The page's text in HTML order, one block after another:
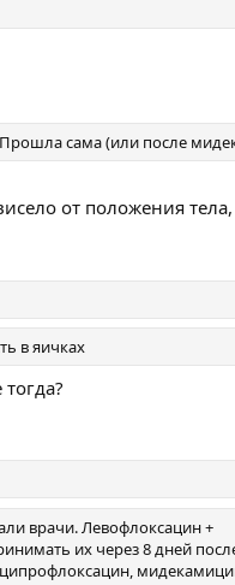
сама (или после
от положения
в яичках
врачи. Левофлоксацин +
их через 8 дней
ципрофлоксацин,